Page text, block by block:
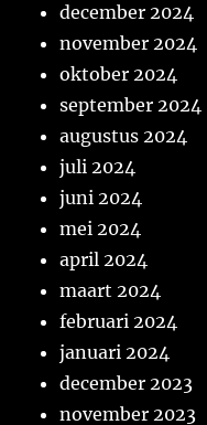
december 2024
november 2024
oktober 2024
september 2024
augustus 2024
juli 2024
juni 2024
mei 2024
april 2024
maart 2024
februari 2024
januari 2024
december 2023
november 2023